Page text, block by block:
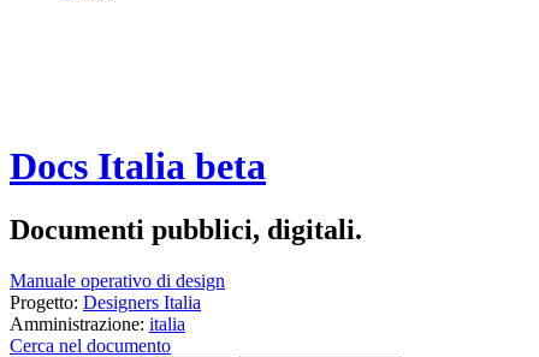
Docs Italia beta
Documenti pubblici, digitali.
Manuale operativo di design
Progetto: Designers Italia
Amministrazione: italia
Cerca nel documento